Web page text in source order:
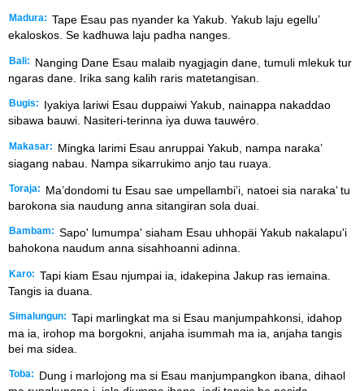
Madura: Tape Esau pas nyander ka Yakub. Yakub laju egellu’
ekaloskos. Se kadhuwa laju padha nanges.
Bali:
Nanging Dane Esau malaib nyagjagin dane, tumuli mlekuk tur
ngaras dane. Irika sang kalih raris matetangisan.
Bugis:
Iyakiya lariwi Esau duppaiwi Yakub, nainappa nakaddao
sibawa bauwi. Nasiteri-terinna iya duwa tauwéro.
Makasar:
Mingka larimi Esau anruppai Yakub, nampa naraka’
siagang nabau. Nampa sikarrukimo anjo tau ruaya.
Toraja:
Ma’dondomi tu Esau sae umpellambi’i, natoei sia naraka’ tu
barokona sia naudung anna sitangiran sola duai.
Bambam: Sapo' lumumpa' siaham Esau uhhopäi Yakub nakalapu'i
bahokona naudum anna sisahhoanni adinna.
Karo: Tapi kiam Esau njumpai ia, idakepina Jakup ras iemaina.
Tangis ia duana.
Simalungun: Tapi marlingkat ma si Esau manjumpahkonsi, idahop
ma ia, irohop ma borgokni, anjaha isummah ma ia, anjaha tangis
bei ma sidea.
Toba:
Dung i marlojong ma si Esau manjumpangkon ibana, dihaol